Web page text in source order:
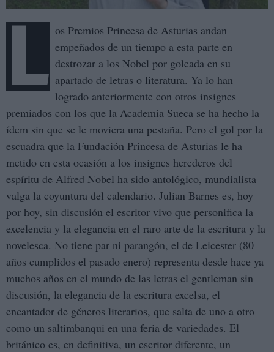
L os Premios Princesa de Asturias andan
empeñados de un tiempo a esta parte en
destrozar a los Nobel por goleada en su
apartado de letras o literatura. Ya lo han
logrado anteriormente con otros insignes
premiados con los que la Academia Sueca se ha hecho la
ídem sin que se le moviera una pestaña. Pero el gol por la
escuadra que la Fundación Princesa de Asturias le ha
metido en esta ocasión a los insignes herederos del
espíritu de Alfred Nobel ha sido antológico, mundialista
valga la coyuntura del calendario. Julian Barnes es, hoy
por hoy, sin discusión el escritor vivo que personifica la
excelencia y la elegancia en el raro arte de la escritura y la
novelesca. No tiene par ni parangón, el de Leicester (80
años cumplidos el pasado enero) representa desde hace ya
muchos años en el mundo de las letras el gentleman sin
discusión, la elegancia de la escritura excelsa, el
encantador de géneros literarios, que salta de uno a otro
como un saltimbanqui en una feria de variedades. El
británico es, en definitiva, un escritor diferente, un